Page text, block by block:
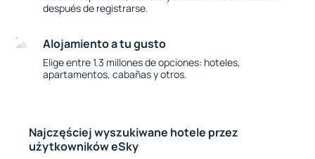
después de registrarse.
Alojamiento a tu gusto
Elige entre 1.3 millones de opciones: hoteles,
apartamentos, cabañas y otros.
Najczęściej wyszukiwane hotele przez
użytkowników eSky